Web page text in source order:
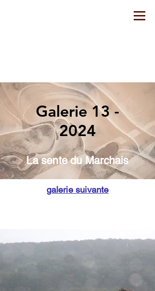
Galerie 13 -
2024
La sente du Marchais
galerie suivante